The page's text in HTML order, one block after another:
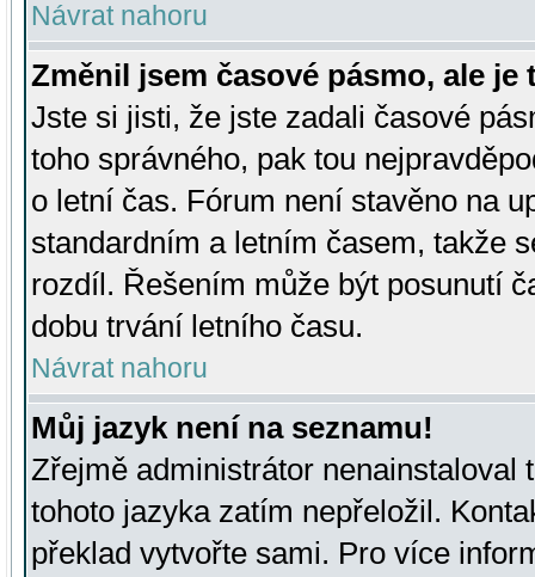
Návrat nahoru
Změnil jsem časové pásmo, ale je
Jste si jisti, že jste zadali časové
toho správného, pak tou
o letní čas. Fórum není stavěno na
standardním a letním časem, takže
rozdíl. Řešením může být posunutí
dobu trvání letního času.
Návrat nahoru
Můj jazyk není na seznamu!
Zřejmě administrátor nenainstaloval
tohoto jazyka zatím nepřeložil.
překlad vytvořte sami. Pro více